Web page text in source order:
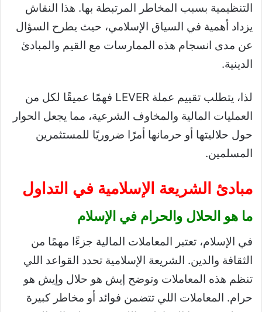
التنظيمية بسبب المخاطر المرتبطة بها. هذا النقاش
يزداد أهمية في السياق الإسلامي، حيث يطرح السؤال
عن مدى انسجام هذه الممارسات مع القيم والمبادئ
الدينية.
لذا، يتطلب تقييم عملة LEVER فهمًا عميقًا لكل من
العمليات المالية والمخاوف الشرعية، مما يجعل الحوار
حول حلاليتها أو حرمانها أمرًا ضروريًا للمستثمرين
المسلمين.
مبادئ الشريعة الإسلامية في التداول
ما هو الحلال والحرام في الإسلام
في الإسلام، تعتبر المعاملات المالية جزءًا مهمًا من
الثقافة والدين. الشريعة الإسلامية تحدد القواعد اللي
تنظم هذه المعاملات وتوضح إيش هو حلال وإيش هو
حرام. المعاملات اللي تتضمن فوائد أو مخاطر كبيرة